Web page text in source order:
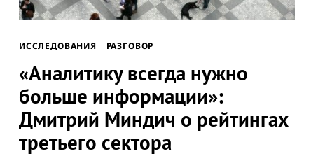
ИССЛЕДОВАНИЯ РАЗГОВОР
«Аналитику всегда нужно
больше информации»:
Дмитрий Миндич о рейтингах
третьего сектора